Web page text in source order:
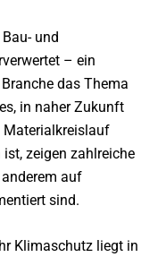
und
– ein
das Thema
in naher Zukunft
Materialkreislauf
zeigen zahlreiche
anderem auf
sind.
Klimaschutz liegt in